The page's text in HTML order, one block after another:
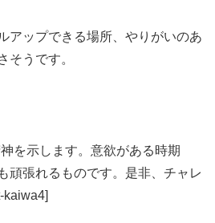
アップできる場所、やりがいのあ
そうです。
を示します。意欲がある時期
頑張れるものです。是非、チャレ
kaiwa4]